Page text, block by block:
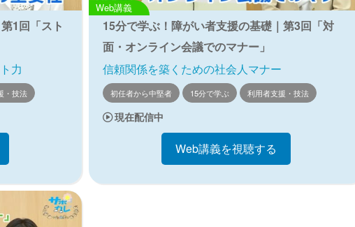
1回「スト
力
・技法
Web講義
15分で学ぶ！障がい者支援の基礎｜第3回「対
面・オンライン会議でのマナー」
信頼関係を築くための社会人マナー
初任者から中堅者 15分で学ぶ 利用者支援・技法
現在配信中
Web講義を視聴する